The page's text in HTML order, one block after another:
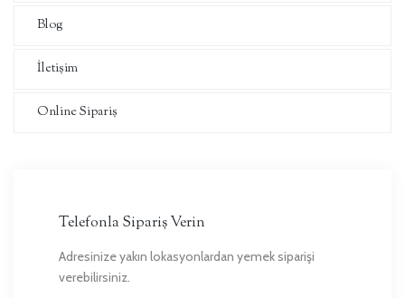
Blog
İletişim
Online Sipariş
Telefonla Sipariş Verin
Adresinize yakın lokasyonlardan yemek siparişi
verebilirsiniz.